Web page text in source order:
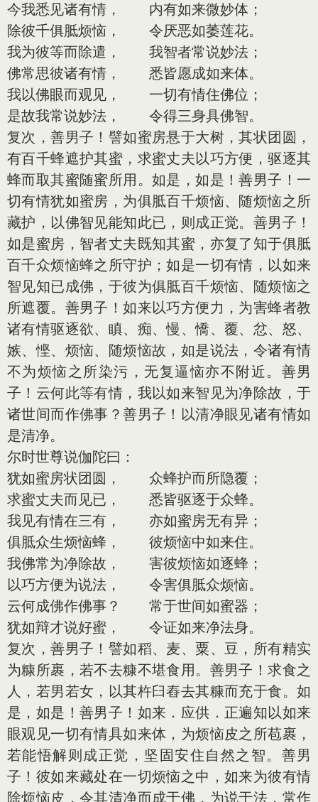
今我悉见诸有情， 内有如来微妙体；
除彼千俱胝烦恼， 令厌恶如萎莲花。
我为彼等而除遣， 我智者常说妙法；
佛常思彼诸有情， 悉皆愿成如来体。
我以佛眼而观见， 一切有情住佛位；
是故我常说妙法， 令得三身具佛智。
复次，善男子！譬如蜜房悬于大树，其状团圆，
有百千蜂遮护其蜜，求蜜丈夫以巧方便，驱逐其
蜂而取其蜜随蜜所用。如是，如是！善男子！一
切有情犹如蜜房，为俱胝百千烦恼、随烦恼之所
藏护，以佛智见能知此已，则成正觉。善男子！
如是蜜房，智者丈夫既知其蜜，亦复了知于俱胝
百千众烦恼蜂之所守护；如是一切有情，以如来
智见知已成佛，于彼为俱胝百千烦恼、随烦恼之
所遮覆。善男子！如来以巧方便力，为害蜂者教
诸有情驱逐欲、瞋、痴、慢、憍、覆、忿、怒、
嫉、悭、烦恼、随烦恼故，如是说法，令诸有情
不为烦恼之所染污，无复逼恼亦不附近。善男
子！云何此等有情，我以如来智见为净除故，于
诸世间而作佛事？善男子！以清净眼见诸有情如
是清净。
尔时世尊说伽陀曰：
犹如蜜房状团圆， 众蜂护而所隐覆；
求蜜丈夫而见已， 悉皆驱逐于众蜂。
我见有情在三有， 亦如蜜房无有异；
俱胝众生烦恼蜂， 彼烦恼中如来住。
我佛常为净除故， 害彼烦恼如逐蜂；
以巧方便为说法， 令害俱胝众烦恼。
云何成佛作佛事？ 常于世间如蜜器；
犹如辩才说好蜜， 令证如来净法身。
复次，善男子！譬如稻、麦、粟、豆，所有精实
为糠所裹，若不去糠不堪食用。善男子！求食之
人，若男若女，以其杵臼舂去其糠而充于食。如
是，如是！善男子！如来．应供．正遍知以如来
眼观见一切有情具如来体，为烦恼皮之所苞裹，
若能悟解则成正觉，坚固安住自然之智。善男
子！彼如来藏处在一切烦恼之中，如来为彼有情
除烦恼皮，令其清净而成于佛，为说于法，常作